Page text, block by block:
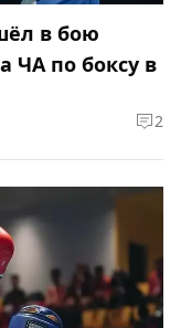
в бою
ЧА по боксу в
2